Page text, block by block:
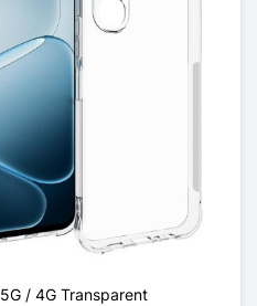
/ 4G Transparent